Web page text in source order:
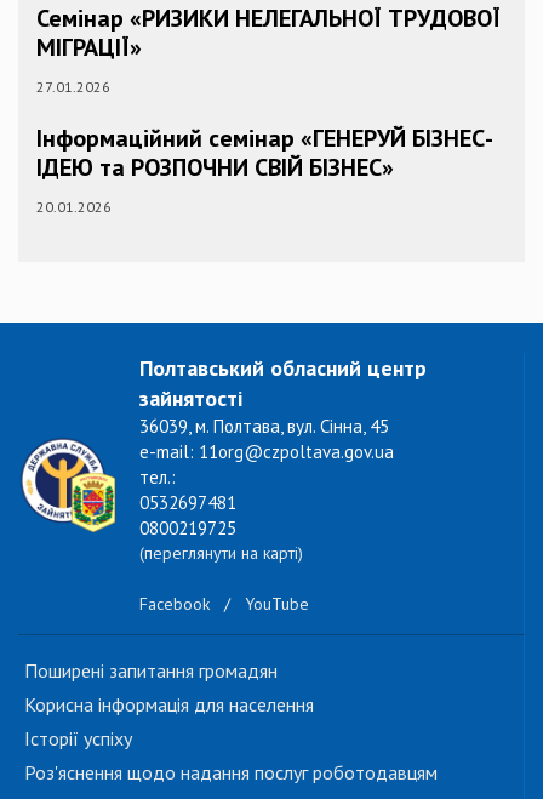
Семінар «РИЗИКИ НЕЛЕГАЛЬНОЇ ТРУДОВОЇ
МІГРАЦІЇ»
27.01.2026
Інформаційний семінар «ГЕНЕРУЙ БІЗНЕС-
ІДЕЮ та РОЗПОЧНИ СВІЙ БІЗНЕС»
20.01.2026
Полтавський обласний центр
зайнятості
36039, м. Полтава, вул. Сінна, 45
e-mail: 11org@czpoltava.gov.ua
тел.:
0532697481
0800219725
(переглянути на карті)
Facebook / YouTube
Поширені запитання громадян
Корисна інформація для населення
Історії успіху
Роз'яснення щодо надання послуг роботодавцям